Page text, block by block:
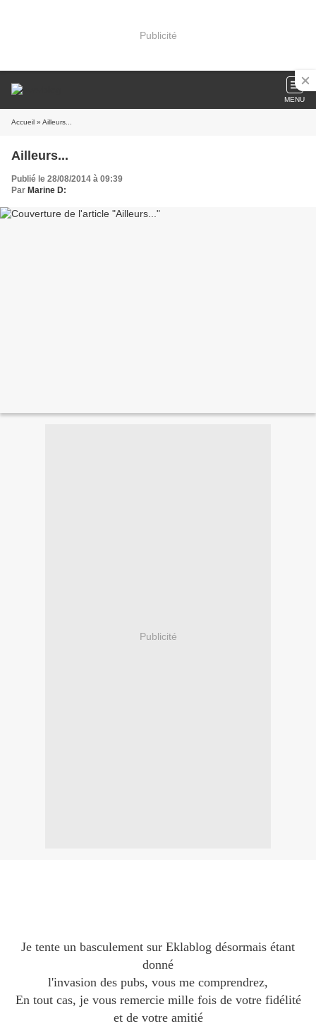
Publicité
MENU
Accueil » Ailleurs...
Ailleurs...
Publié le 28/08/2014 à 09:39
Par Marine D:
Publicité
Je tente un basculement sur Eklablog désormais étant
donné
l'invasion des pubs, vous me comprendrez,
En tout cas, je vous remercie mille fois de votre fidélité
et de votre amitié